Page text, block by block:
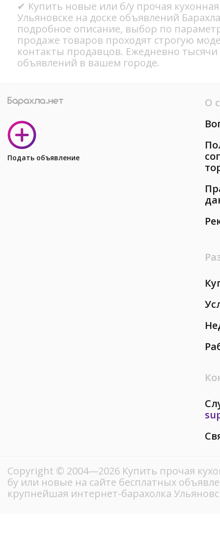
✔ Купить новые или б/у прочая
Ульяновске на доске объявлений
подробное описание, выбор по
продаже товаров проходят строгую
контакты продавцов. Ежедневно
объявлений в вашем городе.
Подать объявление
О
Copyright © 2004—2026 Купить прочая
бу или новые на сайте бесплатных
крупнейшая интернет-барахолка